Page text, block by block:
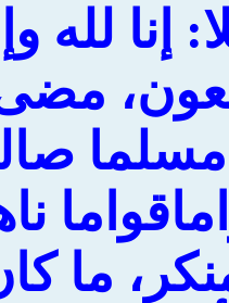
لله وإنا
مضى
صالحا
ما كان